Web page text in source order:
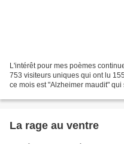
L'intérêt pour mes poèmes
753 visiteurs uniques qui ont lu
ce mois est "Alzheimer maudit"
La rage au ventre